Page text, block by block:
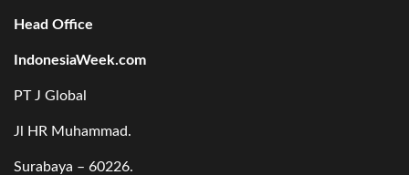
Head Office
IndonesiaWeek.com
PT J Global
Jl HR Muhammad.
Surabaya – 60226.